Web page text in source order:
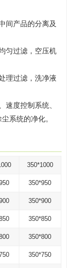
间产品的分离及
匀过滤，空压机
理过滤，洗净液
速度控制系统、
系统的净化。
350*1000
350*950
350*900
350*850
350*800
350*750